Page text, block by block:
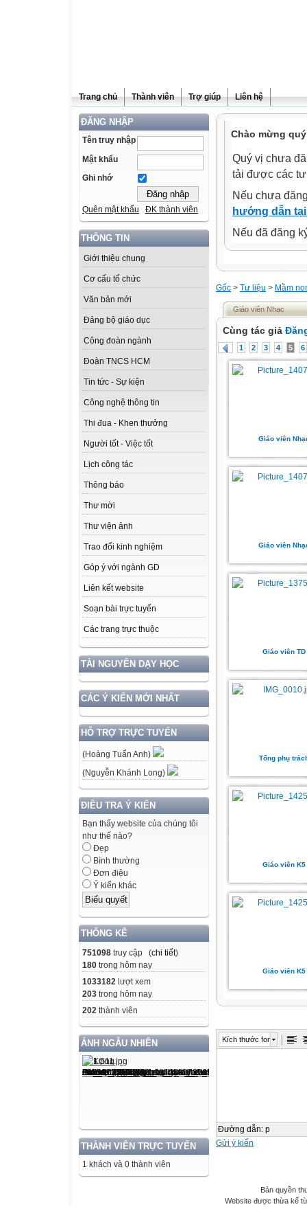
Trang chủ Thành viên Trợ giúp Liên hệ
ĐĂNG NHẬP
Tên truy nhập
Mật khẩu
Ghi nhớ
Quên mật khẩu ĐK thành viên
THÔNG TIN
Giới thiệu chung
Cơ cấu tổ chức
Văn bản mới
Đảng bộ giáo dục
Công đoàn ngành
Đoàn TNCS HCM
Tin tức - Sự kiện
Công nghệ thông tin
Thi đua - Khen thưởng
Người tốt - Việc tốt
Lịch công tác
Thông báo
Thư mời
Thư viện ảnh
Trao đổi kinh nghiệm
Góp ý với ngành GD
Liên kết website
Soạn bài trực tuyến
Các trang trực thuộc
TÀI NGUYÊN DẠY HỌC
CÁC Ý KIẾN MỚI NHẤT
HỖ TRỢ TRỰC TUYẾN
(Hoàng Tuấn Anh)
(Nguyễn Khánh Long)
ĐIỀU TRA Ý KIẾN
Bạn thấy website của chúng tôi
như thế nào?
Đẹp
Bình thường
Đơn điệu
Ý kiến khác
THỐNG KÊ
751098 truy cập (chi tiết)
180 trong hôm nay
1033182 lượt xem
203 trong hôm nay
202 thành viên
ẢNH NGẪU NHIÊN
THÀNH VIÊN TRỰC TUYẾN
1 khách và 0 thành viên
Chào mừng
Quý vị chưa
tải được các
Nếu chưa
hướng dẫn
Nếu đã đăng
Gốc > Tư liệu > Mầm
Giáo viên Nhạc
Cùng tác giả
1 2 3 4 5 6
Giáo viên
Giáo viên
Giáo viên TD
Tổng phụ
Giáo viên K5
Giáo viên K5
Kích thước font
Đường dẫn: p
Gửi ý kiến
Bản quyền
Website được thừa kế